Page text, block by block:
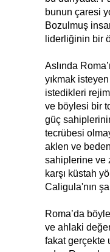
bunun çaresi
Bozulmuş
liderliğinin bir
Aslında
yıkmak
istedikleri
ve böylesi bir
güç
tecrübesi
aklen ve
sahiplerine ve
karşı küstah
Caligula'nın
Roma’da
ve ahlaki
fakat gerçekte